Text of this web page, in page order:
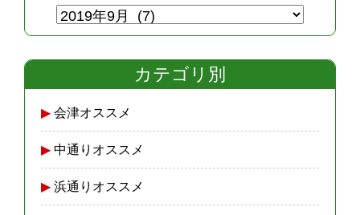
カテゴリ別
会津オススメ
中通りオススメ
浜通りオススメ